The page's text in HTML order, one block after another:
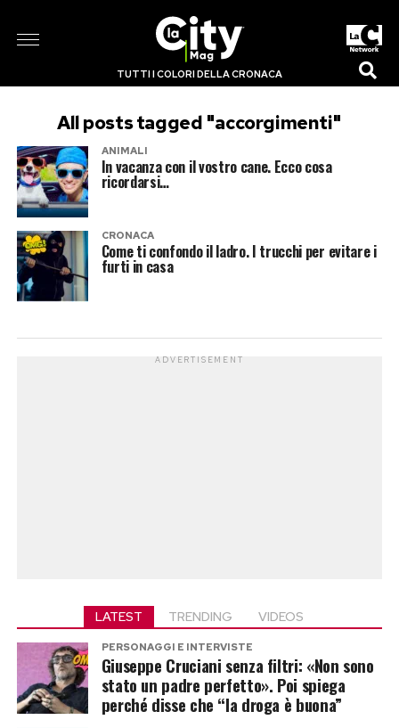
TUTTI I COLORI DELLA CRONACA
All posts tagged "accorgimenti"
ANIMALI
In vacanza con il vostro cane. Ecco cosa
ricordarsi…
CRONACA
Come ti confondo il ladro. I trucchi per evitare i
furti in casa
ADVERTISEMENT
LATEST TRENDING VIDEOS
PERSONAGGI E INTERVISTE
Giuseppe Cruciani senza filtri: «Non sono
stato un padre perfetto». Poi spiega
perché disse che “la droga è buona”